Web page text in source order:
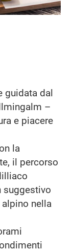
guidata dal
–
e piacere
la
il percorso
suggestivo
nella